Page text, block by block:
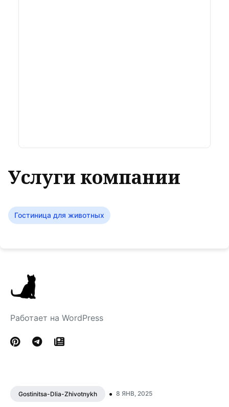
Услуги компании
Гостиница для животных
Работает на WordPress
Gostinitsa-Dlia-Zhivotnykh • 8 ЯНВ, 2025